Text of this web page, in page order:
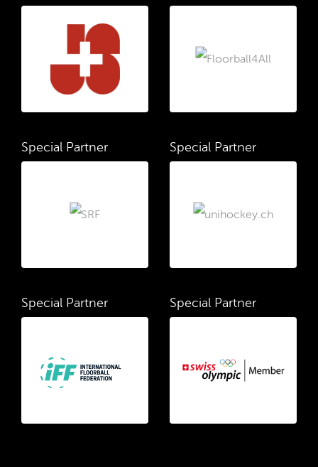
Special Partner Special Partner
Special Partner Special Partner